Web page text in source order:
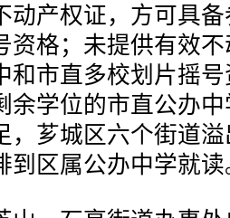
动产权证，方可具
资格；未提供有效
和市直多校划片摇
余学位的市直公办
，芗城区六个街道
到区属公办中学就读